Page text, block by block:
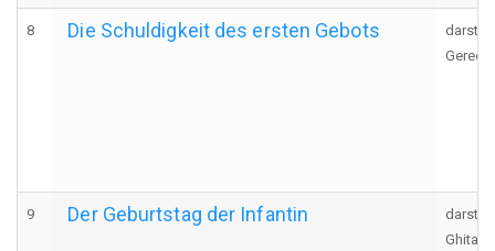
8 Die Schuldigkeit des ersten Gebots
9 Der Geburtstag der Infantin
Ghita,